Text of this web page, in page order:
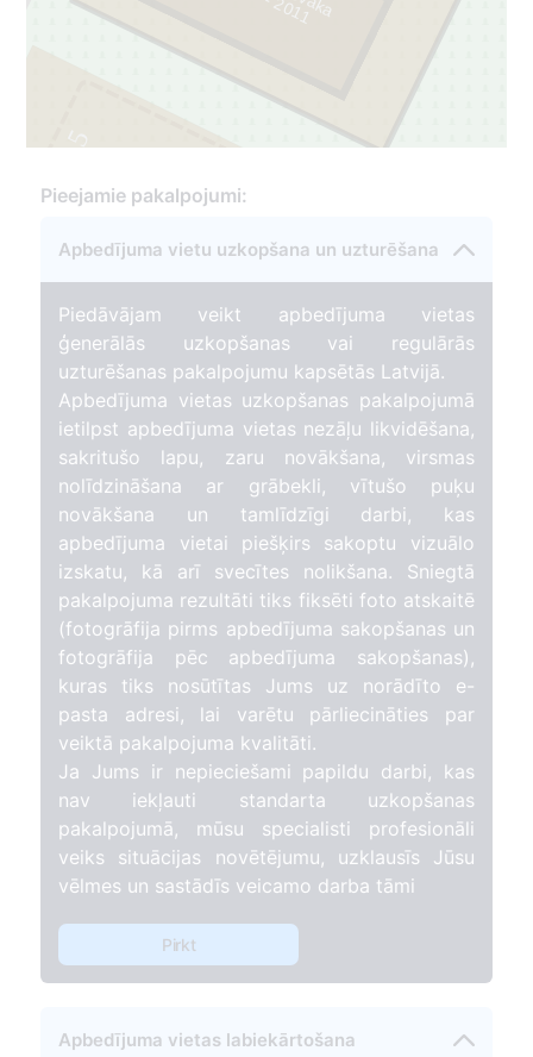
5
Pieejamie pakalpojumi:
Apbedījuma vietu uzkopšana un uzturēšana
Piedāvājam veikt apbedījuma vietas
ģenerālās uzkopšanas vai regulārās
uzturēšanas pakalpojumu kapsētās Latvijā.
Apbedījuma vietas uzkopšanas pakalpojumā
ietilpst apbedījuma vietas nezāļu likvidēšana,
sakritušo lapu, zaru novākšana, virsmas
nolīdzināšana ar grābekli, vītušo puķu
novākšana un tamlīdzīgi darbi, kas
apbedījuma vietai piešķirs sakoptu vizuālo
izskatu, kā arī svecītes nolikšana. Sniegtā
pakalpojuma rezultāti tiks fiksēti foto atskaitē
(fotogrāfija pirms apbedījuma sakopšanas un
fotogrāfija pēc apbedījuma sakopšanas),
kuras tiks nosūtītas Jums uz norādīto e-
pasta adresi, lai varētu pārliecināties par
veiktā pakalpojuma kvalitāti.
Ja Jums ir nepieciešami papildu darbi, kas
nav iekļauti standarta uzkopšanas
pakalpojumā, mūsu specialisti profesionāli
veiks situācijas novētējumu, uzklausīs Jūsu
vēlmes un sastādīs veicamo darba tāmi
Pirkt
Apbedījuma vietas labiekārtošana